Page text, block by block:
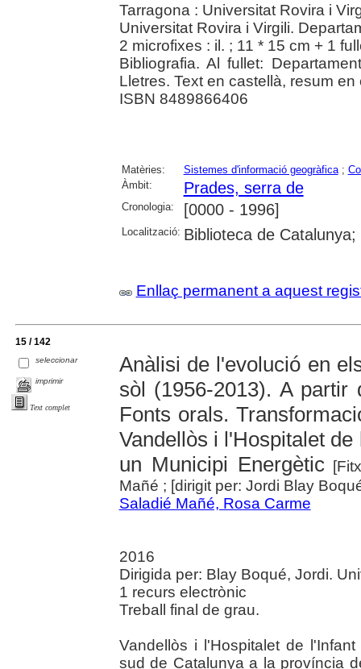
Tarragona : Universitat Rovira i
Universitat Rovira i Virgili.
2 microfixes : il. ; 11 * 15 cm + 1
Bibliografia. Al fullet:
Lletres. Text en castellà, resum
ISBN 8489866406
Matèries: Sistemes d'informació geogràfica;
Àmbit:
Prades, serra de
Cronologia: [0000 - 1996]
Localització: Biblioteca de
Enllaç permanent a aquest
15 / 142
seleccionar
imprimir
Text complet
Anàlisi de l'evolució en
sòl (1956-2013). A
Fonts orals.
Vandellòs i l'Hospitalet
un Municipi Energètic
Mañé ; [dirigit per: Jordi Blay
Saladié Mañé, Rosa Carme
2016
Dirigida per: Blay Boqué, Jordi.
1 recurs electrònic
Treball final de grau.
Vandellòs i l'Hospitalet de
sud de Catalunya a la província